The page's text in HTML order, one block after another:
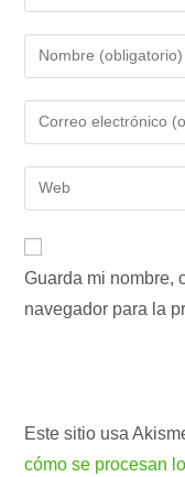
Introduce
tu
nombre
de
usuario
para
Introduce
tu
dirección
de
para
comentar
Introduce
la
de
tu
web
Guarda mi nombre,
navegador para la
Este sitio usa
cómo se procesan